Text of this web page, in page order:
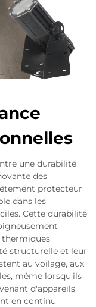
une durabilité
des
protecteur
dans les
Cette durabilité
thermiques
structurelle et leur
au voilage, aux
même lorsqu'ils
d'appareils
en continu